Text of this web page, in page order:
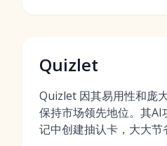
Quizlet
Quizlet 因其易用性和庞
保持市场领先地位。其
记中创建抽认卡，大大节